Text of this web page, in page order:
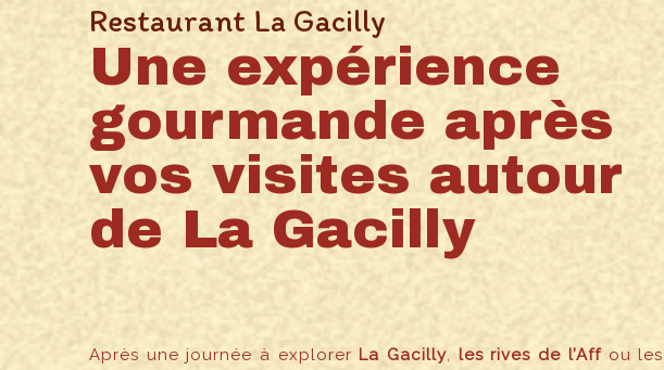
Restaurant La Gacilly
Une expérience
gourmande après
vos visites autour
de La Gacilly
Après une journée à explorer La Gacilly, les rives de l’Aff ou les